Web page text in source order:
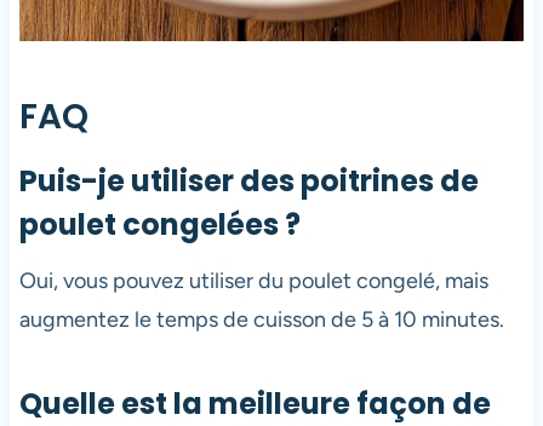
FAQ
Puis-je utiliser des poitrines de
poulet congelées ?
Oui, vous pouvez utiliser du poulet congelé, mais
augmentez le temps de cuisson de 5 à 10 minutes.
Quelle est la meilleure façon de